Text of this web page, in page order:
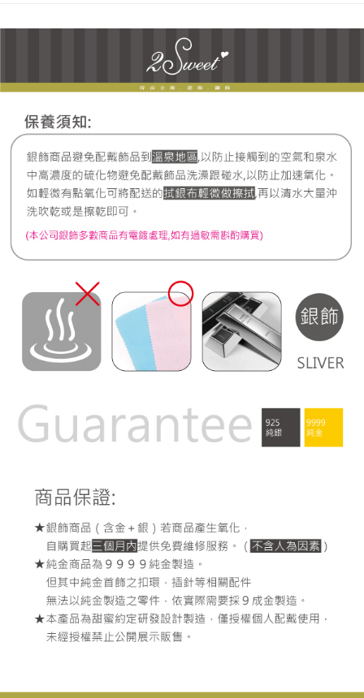
每筆NT$60，滿NT$1,000(含以上)免運費
宅配
每筆NT$80，滿NT$1,000(含以上)免運費
離島宅配
每筆NT$220，滿NT$3,000(含以上)免運費